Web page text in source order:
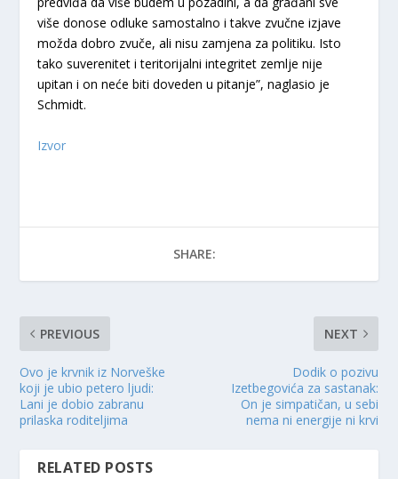
više donose odluke samostalno i takve zvučne izjave
možda dobro zvuče, ali nisu zamjena za politiku. Isto
tako suverenitet i teritorijalni integritet zemlje nije
upitan i on neće biti doveden u pitanje”, naglasio je
Schmidt.
Izvor
SHARE:
PREVIOUS
Ovo je krvnik iz Norveške
koji je ubio petero ljudi:
Lani je dobio zabranu
prilaska roditeljima
NEXT
Dodik o pozivu
Izetbegovića za sastanak:
On je simpatičan, u sebi
nema ni energije ni krvi
RELATED POSTS